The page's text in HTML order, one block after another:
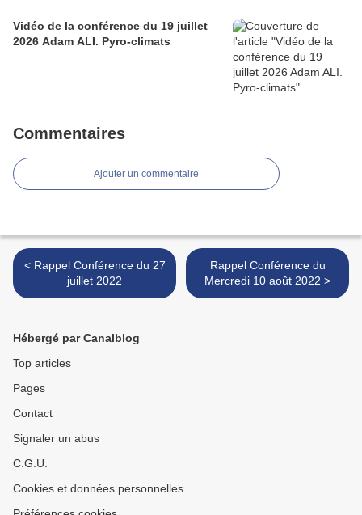
Vidéo de la conférence du 19 juillet
2026 Adam ALI. Pyro-climats
Commentaires
Ajouter un commentaire
< Rappel Conférence du 27
juillet 2022
Rappel Conférence du
Mercredi 10 août 2022 >
Hébergé par Canalblog
Top articles
Pages
Contact
Signaler un abus
C.G.U.
Cookies et données personnelles